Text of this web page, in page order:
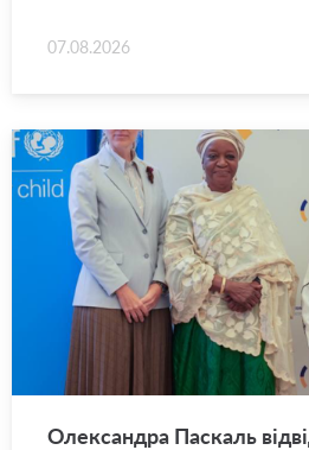
07.08.2026
Оле­ксан­дра Па­скаль